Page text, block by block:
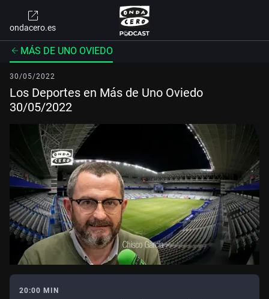
ondacero.es
MÁS DE UNO OVIEDO
30/05/2022
Los Deportes en Más de Uno Oviedo
30/05/2022
20:00 MIN